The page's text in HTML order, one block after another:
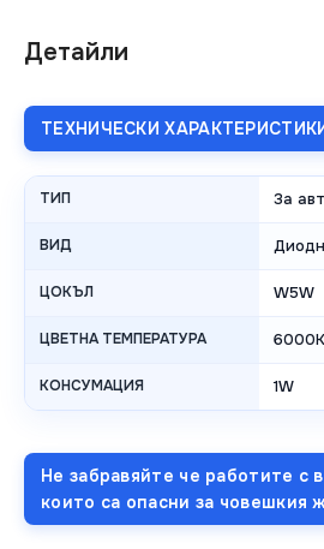
Детайли
ТЕХНИЧЕСКИ
ТИП За
ВИД
ЦОКЪЛ W5W
ЦВЕТНА ТЕМПЕРАТУРА 6000K
КОНСУМАЦИЯ 1W
Не забравяйте че работите с
които са опасни за човешкия